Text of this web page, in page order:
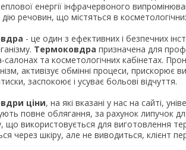
енергії інфрачервоного
дію речовин, що містяться в
- це один з ефективних і безпечних
Термоковдра призначена для
салонах та косметологічних кабінетах.
активізує обмінні процеси, прискорює
заспокоює і усуває больові відчуття.
ціни, на які вказані у нас на сайті,
повне облягання, за рахунок липучок
що використовується для виготовлення
через шкіру, але не виводиться, клієнт